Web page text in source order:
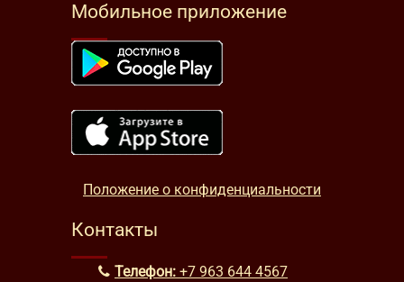
Мобильное приложение
Положение о конфиденциальности
Контакты
Телефон: +7 963 644 4567